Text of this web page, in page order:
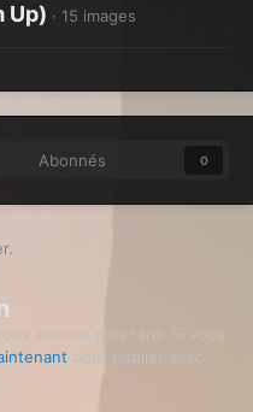
Up) · 15 images
Abonnés 0
inscrire plus tard. Si vous
pour publier avec